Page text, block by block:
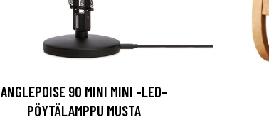
ANGLEPOISE 90 MINI MINI -LED-
PÖYTÄLAMPPU MUSTA